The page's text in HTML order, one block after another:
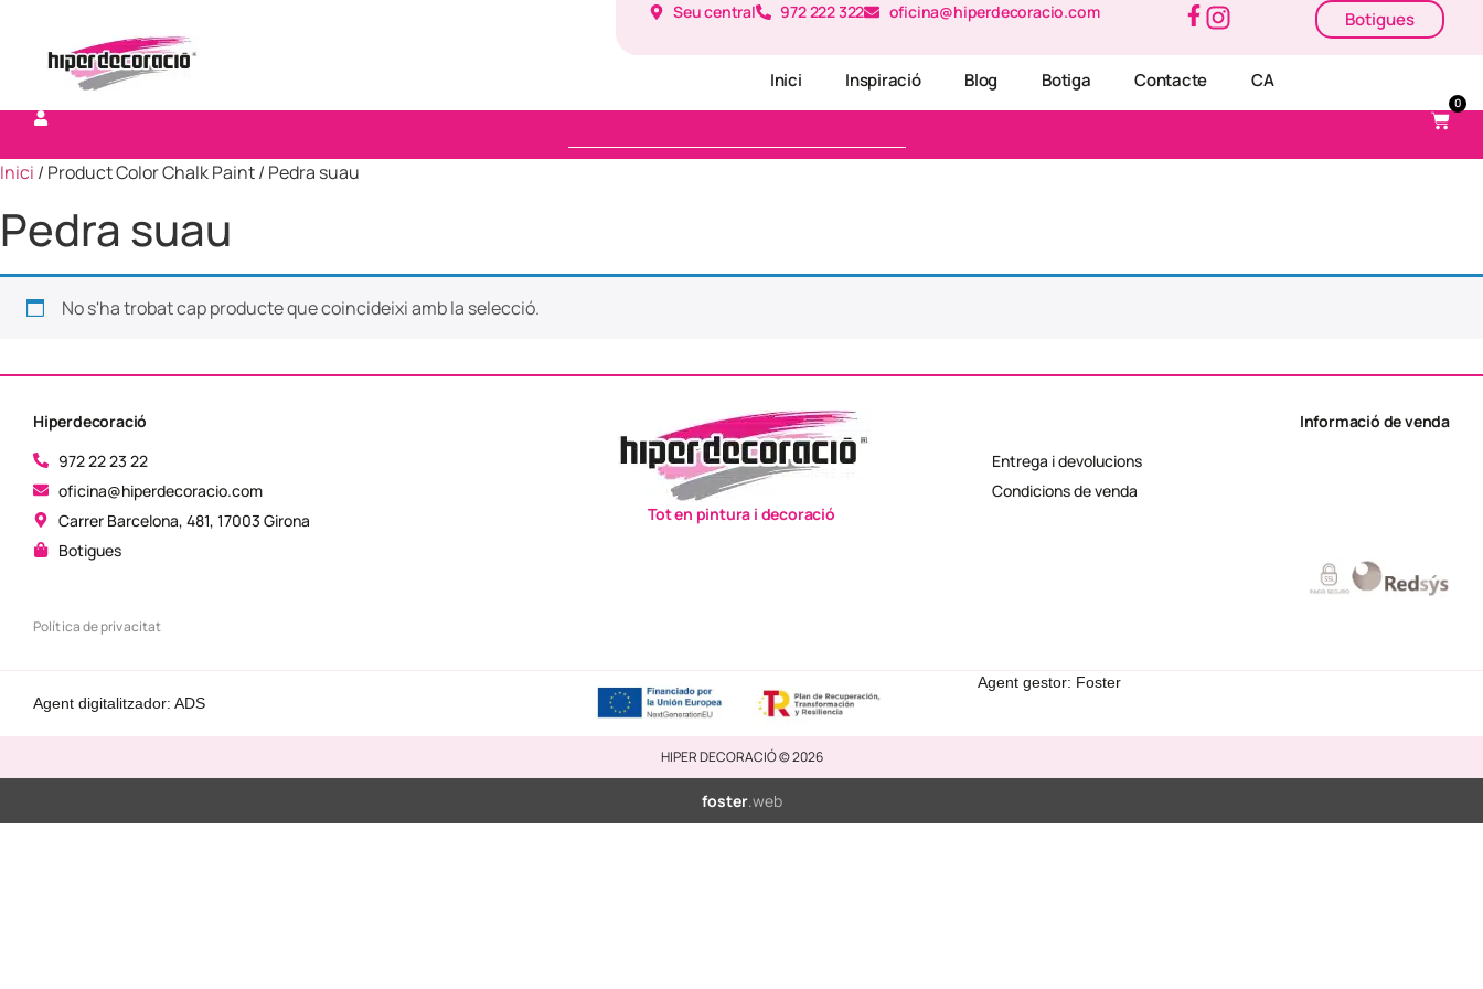
Seu central 972 222 322 oficina@hiperdecoracio.com Botigues
Inici Inspiració Blog Botiga Contacte CA
0
Inici / Product Color Chalk Paint / Pedra suau
Pedra suau
No s'ha trobat cap producte que coincideixi amb la selecció.
Hiperdecoració
972 22 23 22
oficina@hiperdecoracio.com
Carrer Barcelona, 481, 17003 Girona
Botigues
Política de privacitat
Tot en pintura i decoració
Informació de venda
Entrega i devolucions
Condicions de venda
Agent digitalitzador: ADS
Agent gestor: Foster
HIPER DECORACIÓ © 2026
foster.web